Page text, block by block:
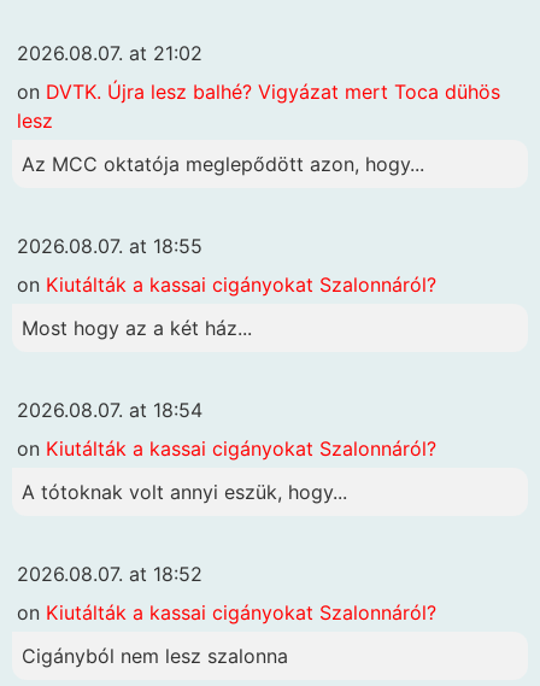
2026.08.07. at 21:02
on DVTK. Újra lesz balhé? Vigyázat mert Toca dühös
lesz
Az MCC oktatója meglepődött azon, hogy...
2026.08.07. at 18:55
on Kiutálták a kassai cigányokat Szalonnáról?
Most hogy az a két ház...
2026.08.07. at 18:54
on Kiutálták a kassai cigányokat Szalonnáról?
A tótoknak volt annyi eszük, hogy...
2026.08.07. at 18:52
on Kiutálták a kassai cigányokat Szalonnáról?
Cigányból nem lesz szalonna